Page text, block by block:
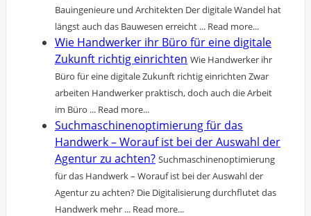
Bauingenieure und Architekten Der digitale Wandel hat
längst auch das Bauwesen erreicht ... Read more...
Wie Handwerker ihr Büro für eine digitale
Zukunft richtig einrichten Wie Handwerker ihr
Büro für eine digitale Zukunft richtig einrichten Zwar
arbeiten Handwerker praktisch, doch auch die Arbeit
im Büro ... Read more...
Suchmaschinenoptimierung für das
Handwerk – Worauf ist bei der Auswahl der
Agentur zu achten? Suchmaschinenoptimierung
für das Handwerk – Worauf ist bei der Auswahl der
Agentur zu achten? Die Digitalisierung durchflutet das
Handwerk mehr ... Read more...